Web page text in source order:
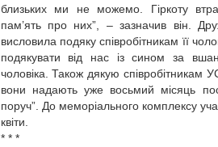
близьких ми не можемо. Гіркоту
пам’ять про них”, – зазначив він.
висловила подяку співробітникам її
подякувати від нас із сином за
чоловіка. Також дякую співробітникам
вони надають уже восьмий місяць
поруч”. До меморіального комплексу
квіти.
* * *